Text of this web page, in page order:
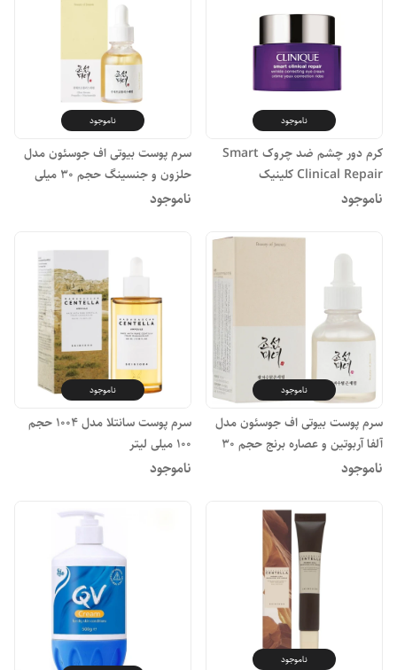
ناموجود
کرم دور چشم ضد چروک Smart
Clinical Repair کلینیک
ناموجود
ناموجود
سرم پوست بیوتی اف جوسئون مدل
حلزون و جنسینگ حجم 30 میلی
لیتر
ناموجود
ناموجود
سرم پوست بیوتی اف جوسئون مدل
آلفا آربوتین و عصاره برنج حجم 30
میلی لیتر
ناموجود
ناموجود
سرم پوست سانتلا مدل 1004 حجم
100 میلی لیتر
ناموجود
ناموجود